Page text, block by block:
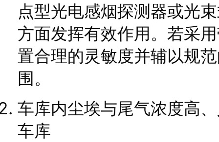
点型光电感烟探测器或光
方面发挥有效作用。若采
置合理的灵敏度并辅以规
围。
车库内尘埃与尾气浓度高
车库